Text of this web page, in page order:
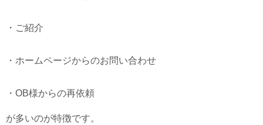
・ご紹介
・ホームページからのお問い合わせ
・OB様からの再依頼
が多いのが特徴です。